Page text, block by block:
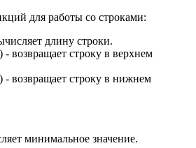
для работы со строками:
длину строки.
- возвращает строку в верхнем
- возвращает строку в нижнем
минимальное значение.